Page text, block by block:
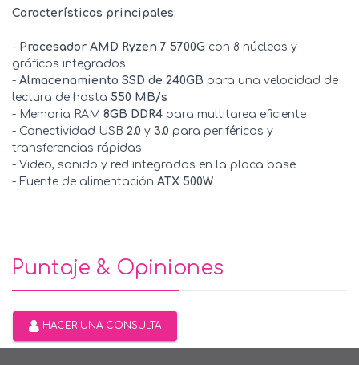
Características principales:
- Procesador AMD Ryzen 7 5700G con 8 núcleos y
gráficos integrados
- Almacenamiento SSD de 240GB para una velocidad de
lectura de hasta 550 MB/s
- Memoria RAM 8GB DDR4 para multitarea eficiente
- Conectividad USB 2.0 y 3.0 para periféricos y
transferencias rápidas
- Video, sonido y red integrados en la placa base
- Fuente de alimentación ATX 500W
Puntaje & Opiniones
HACER UNA CONSULTA